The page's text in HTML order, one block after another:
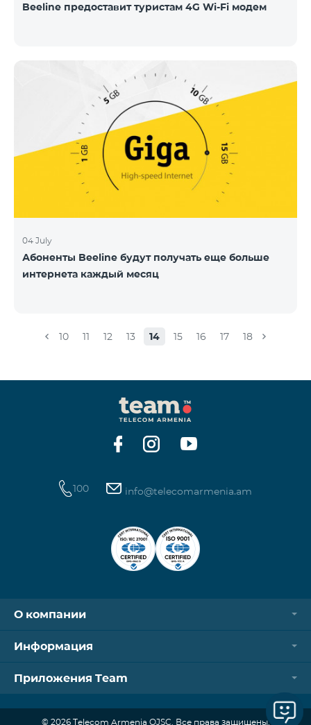
Beeline предоставит туристам 4G Wi-Fi модем
04 July
Абоненты Beeline будут получать еще больше
интернета каждый месяц
10 11 12 13 14 15 16 17 18
100 info@telecomarmenia.am
О компании
Информация
Приложения Team
© 2026 Telecom Armenia OJSC. Все права защищены.